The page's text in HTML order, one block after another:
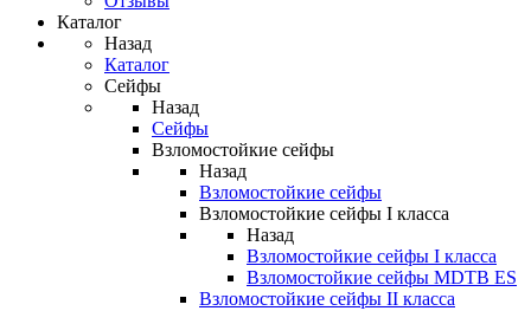
Каталог
Назад
Каталог
Сейфы
Назад
Сейфы
Взломостойкие сейфы
Назад
Взломостойкие сейфы
Взломостойкие сейфы I класса
Назад
Взломостойкие сейфы I класса
Взломостойкие сейфы MDTB ES
Взломостойкие сейфы II класса